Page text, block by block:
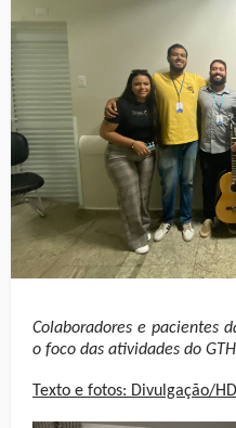
Colaboradores e pacientes
o foco das atividades do GTH
Texto e fotos: Divulgação/